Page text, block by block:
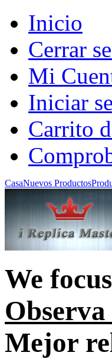
Inicio
Cerrar
Mi
Iniciar
Carrito
CasaNuevos Productos
We
Mejor